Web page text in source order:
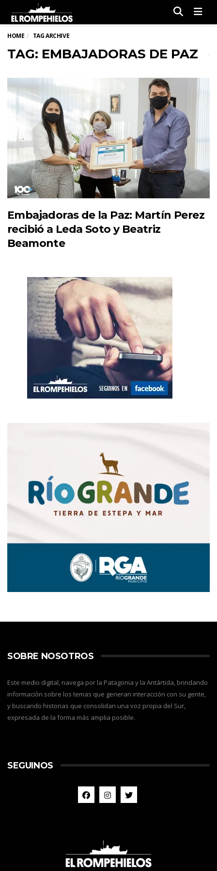
HOME TAG ARCHIVE
TAG: EMBAJADORAS DE PAZ
Embajadoras de la Paz: Martín Perez
recibió a Leda Soto y Beatriz
Beamonte
SOBRE NOSOTROS
Este medio digital, navega por la Patagonia y la Antártida, brindando
información sobre los temas que generan interacción con su gente,
y buscando historias que consolidan una voz propia del Sur,
expresada de la forma más amplia posible.
SEGUINOS